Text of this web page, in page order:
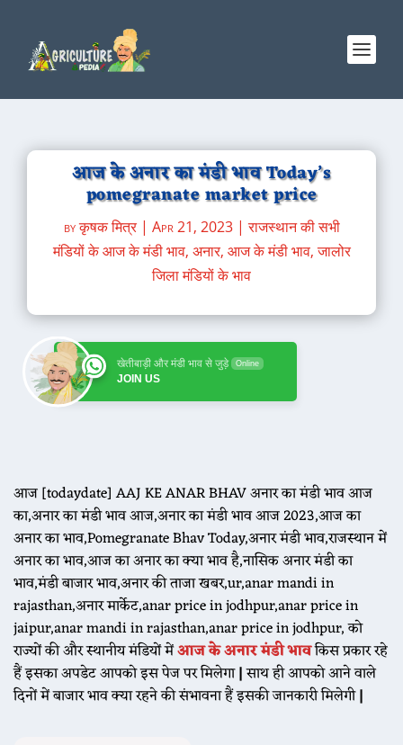
आज के अनार का मंडी भाव Today’s
pomegranate market price
byकृषक मित्र| Apr 21, 2023|राजस्थान की सभी
मंडियों के आज के मंडी भाव, अनार, आज के मंडी भाव,जालोर
जिला मंडियों के भाव
खेतीबाड़ी और मंडी भाव से जुड़े Online
JOIN US
आज [todaydate] AAJ KE ANAR BHAV अनार का मंडी भाव आज
का,अनार का मंडी भाव आज,अनार का मंडी भाव आज 2023,आज का
अनार का भाव,Pomegranate Bhav Today,अनार मंडी भाव,राजस्थान में
अनार का भाव,आज का अनार का क्या भाव है,नासिक अनार मंडी का
भाव,मंडी बाजार भाव,अनार की ताजा खबर,ur,anar mandi in
rajasthan,अनार मार्केट,anar price in jodhpur,anar price in
jaipur,anar mandi in rajasthan,anar price in jodhpur,को
राज्यों की और स्थानीय मंडियों मेंआज के अनार मंडी भावकिस प्रकार रहे
हैं इसका अपडेट आपको इस पेज पर मिलेगा|साथ ही आपको आने वाले
दिनों में बाजार भाव क्या रहने की संभावना हैं इसकी जानकारी मिलेगी|